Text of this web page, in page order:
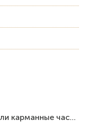
Audemars Piguet и Swatch создали карманные часы в эстетике Royal Oak и Pop Art